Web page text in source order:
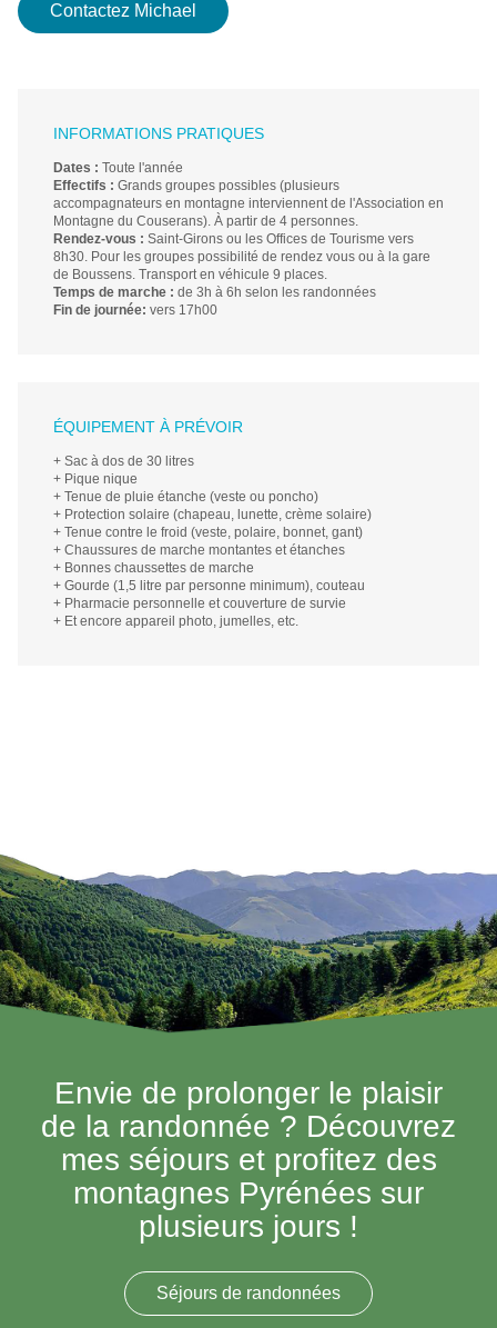
Contactez Michael
INFORMATIONS PRATIQUES
Dates : Toute l'année
Effectifs : Grands groupes possibles (plusieurs
accompagnateurs en montagne interviennent de l'Association en
Montagne du Couserans). À partir de 4 personnes.
Rendez-vous : Saint-Girons ou les Offices de Tourisme vers
8h30. Pour les groupes possibilité de rendez vous ou à la gare
de Boussens. Transport en véhicule 9 places.
Temps de marche : de 3h à 6h selon les randonnées
Fin de journée: vers 17h00
ÉQUIPEMENT À PRÉVOIR
+ Sac à dos de 30 litres
+ Pique nique
+ Tenue de pluie étanche (veste ou poncho)
+ Protection solaire (chapeau, lunette, crème solaire)
+ Tenue contre le froid (veste, polaire, bonnet, gant)
+ Chaussures de marche montantes et étanches
+ Bonnes chaussettes de marche
+ Gourde (1,5 litre par personne minimum), couteau
+ Pharmacie personnelle et couverture de survie
+ Et encore appareil photo, jumelles, etc.
Envie de prolonger le plaisir
de la randonnée ? Découvrez
mes séjours et profitez des
montagnes Pyrénées sur
plusieurs jours !
Séjours de randonnées